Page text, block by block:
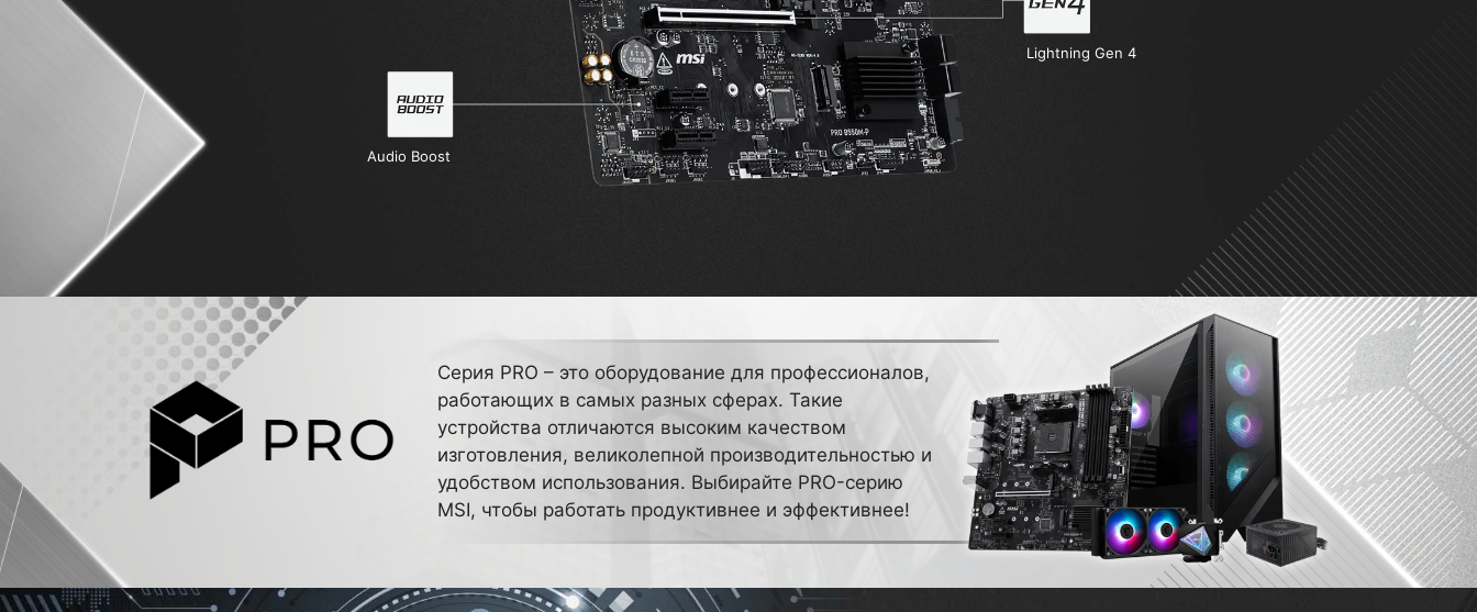
Audio Boost
Lightning Gen 4
Серия PRO – это оборудование для профессионалов,
работающих в самых разных сферах. Такие
устройства отличаются высоким качеством
изготовления, великолепной производительностью и
удобством использования. Выбирайте PRO-серию
MSI, чтобы работать продуктивнее и эффективнее!